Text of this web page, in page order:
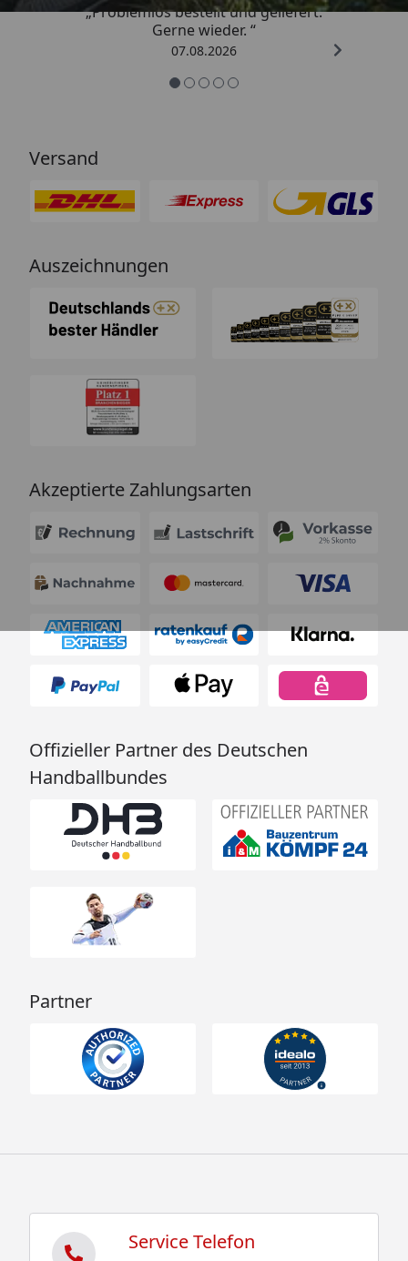
„Problemlos bestellt und geliefert.
Gerne wieder. “
07.08.2026
Versand
Auszeichnungen
Akzeptierte Zahlungsarten
Offizieller Partner des Deutschen
Handballbundes
Partner
Service Telefon